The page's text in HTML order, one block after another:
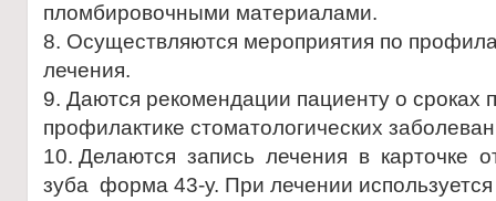
пломбировочными материалами.
8. Осуществляются мероприятия по
лечения.
9. Даются рекомендации пациенту о сроках
профилактике стоматологических
10. Делаются запись лечения в карточке
зуба форма 43-у. При лечении